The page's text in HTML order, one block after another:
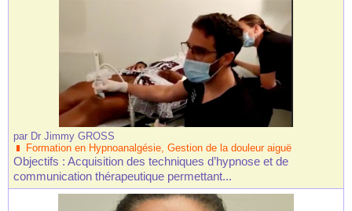
par Dr Jimmy GROSS
Formation en Hypnoanalgésie, Gestion de la douleur aiguë
Objectifs : Acquisition des techniques d’hypnose et de
communication thérapeutique permettant...